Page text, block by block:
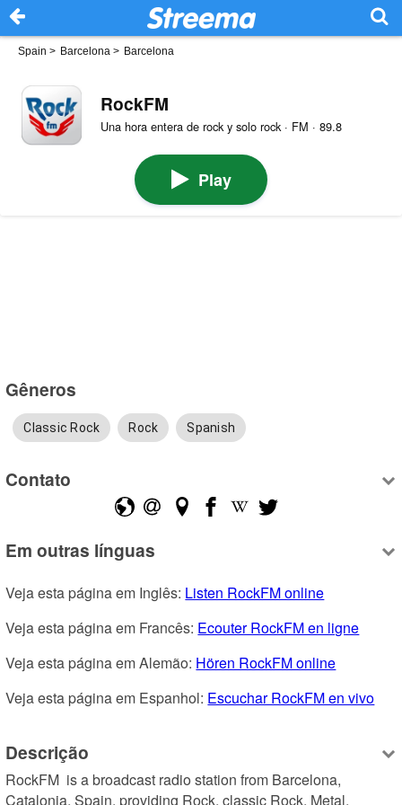
Spain > Barcelona > Barcelona
RockFM
Una hora entera de rock y solo rock · FM · 89.8
Play
Gêneros
Classic Rock Rock Spanish
Contato
Em outras línguas
Veja esta página em Inglês: Listen RockFM online
Veja esta página em Francês: Ecouter RockFM en ligne
Veja esta página em Alemão: Hören RockFM online
Veja esta página em Espanhol: Escuchar RockFM en vivo
Descrição
RockFM  is a broadcast radio station from Barcelona,
Catalonia, Spain, providing Rock, classic Rock, Metal,